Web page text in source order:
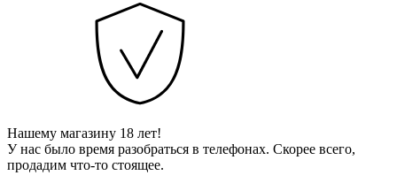
Нашему магазину 18 лет!
У нас было время разобраться в телефонах. Скорее всего,
продадим что-то стоящее.